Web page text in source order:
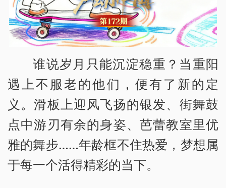
谁说岁月只能沉淀稳重？当重阳
遇上不服老的他们，便有了新的定
义。滑板上迎风飞扬的银发、街舞鼓
点中游刃有余的身姿、芭蕾教室里优
雅的舞步……年龄框不住热爱，梦想属
于每一个活得精彩的当下。